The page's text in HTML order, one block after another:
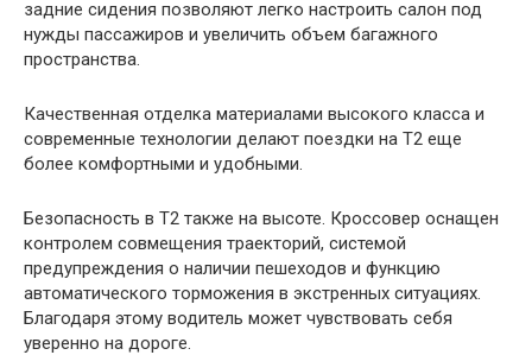
задние сидения позволяют легко настроить салон под
нужды пассажиров и увеличить объем багажного
пространства.
Качественная отделка материалами высокого класса и
современные технологии делают поездки на T2 еще
более комфортными и удобными.
Безопасность в T2 также на высоте. Кроссовер оснащен
контролем совмещения траекторий, системой
предупреждения о наличии пешеходов и функцию
автоматического торможения в экстренных ситуациях.
Благодаря этому водитель может чувствовать себя
уверенно на дороге.